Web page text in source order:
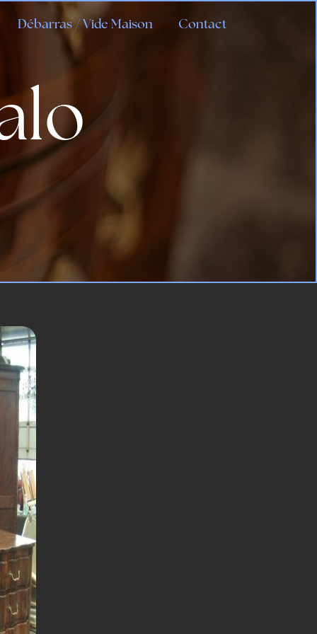
Débarras / Vide Maison Contact